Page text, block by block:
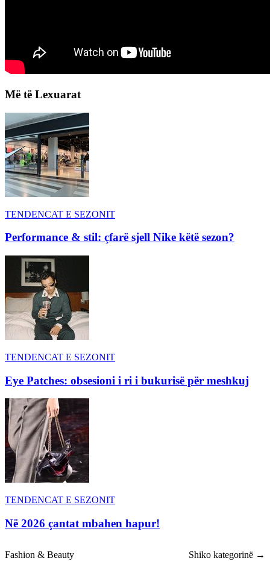
Më të Lexuarat
TENDENCAT E SEZONIT
Performance & stil: çfarë sjell Nike këtë sezon?
TENDENCAT E SEZONIT
Eye Patches: obsesioni i ri i bukurisë për meshkuj
TENDENCAT E SEZONIT
Në 2026 çantat mbahen hapur!
Fashion & Beauty Shiko kategorinë →